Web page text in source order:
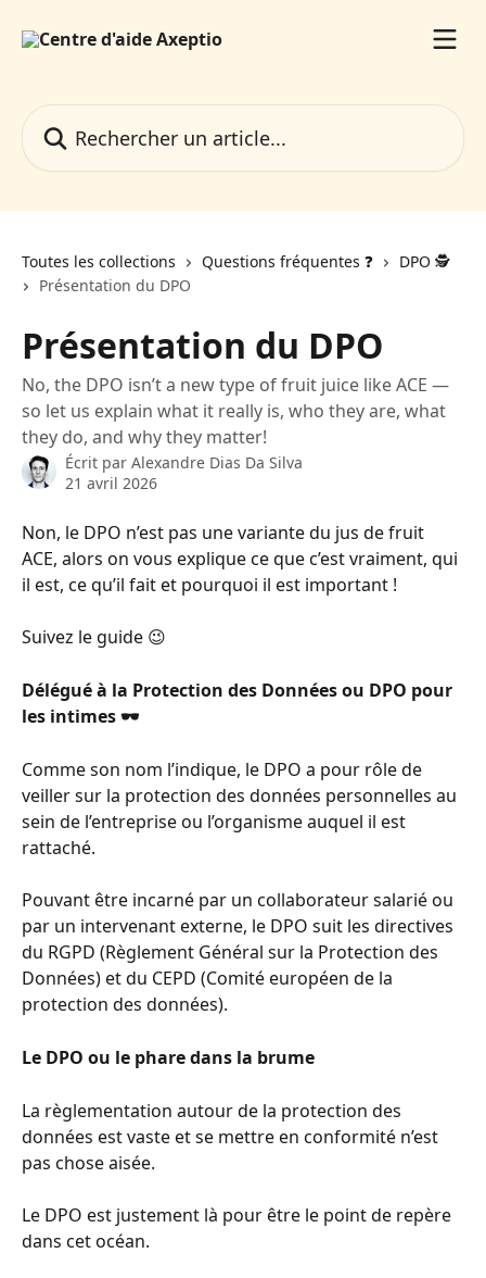
Toutes les collections Questions fréquentes ❓️
DPO 🕵️
Présentation du DPO
Présentation du DPO
No, the DPO isn’t a new type of fruit juice like ACE —
so let us explain what it really is, who they are, what
they do, and why they matter!
Écrit par Alexandre Dias Da Silva
21 avril 2026
Non, le DPO n’est pas une variante du jus de fruit
ACE, alors on vous explique ce que c’est vraiment, qui
il est, ce qu’il fait et pourquoi il est important !
Suivez le guide 😉
Délégué à la Protection des Données ou DPO pour
les intimes 🕶
Comme son nom l’indique, le DPO a pour rôle de
veiller sur la protection des données personnelles au
sein de l’entreprise ou l’organisme auquel il est
rattaché.
Pouvant être incarné par un collaborateur salarié ou
par un intervenant externe, le DPO suit les directives
du RGPD (Règlement Général sur la Protection des
Données) et du CEPD (Comité européen de la
protection des données).
Le DPO ou le phare dans la brume
La règlementation autour de la protection des
données est vaste et se mettre en conformité n’est
pas chose aisée.
Le DPO est justement là pour être le point de repère
dans cet océan.